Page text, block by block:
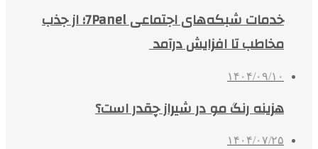
خدمات شبکه‌های اجتماعی 7Panel؛ از جذب
مخاطب تا افزایش درآمد
۱۴۰۴/۰۹/۱۰
هزینه رنگ مو در شیراز چقدر است؟
۱۴۰۴/۰۷/۲۵